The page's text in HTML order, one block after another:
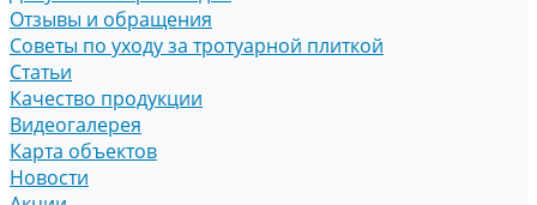
Отзывы и обращения
Советы по уходу за тротуарной плиткой
Статьи
Качество продукции
Видеогалерея
Карта объектов
Новости